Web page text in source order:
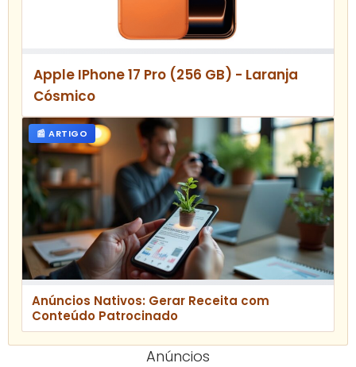
Apple IPhone 17 Pro (256 GB) - Laranja
Cósmico
📰 ARTIGO
Anúncios Nativos: Gerar Receita com
Conteúdo Patrocinado
Anúncios